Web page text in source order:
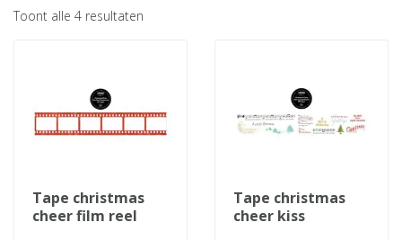
Toont alle 4 resultaten
tape christmas
cheer film reel
tape christmas
cheer kiss